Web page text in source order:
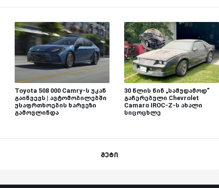
Toyota 508 000 Camry-ს უკან
გაიწვევს | ავტომობილებში
უსაფრთხოების ხარვეზი
გამოვლინდა
30 წლის წინ „სამუდამოდ“
გაჩერებული Chevrolet
Camaro IROC-Z-ს ახალი
სიცოცხლე
მეტი